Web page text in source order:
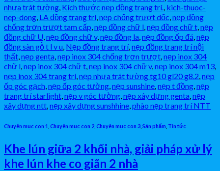
nhựa trát tường Kích thước nẹp đồng trang trí. kich-thuoc-
nep-dong LA đồng trang trí, nẹp chống trượt dốc nẹp đồng
chống trơn trượt tam cấp nẹp đồng chữ l nẹp đồng chữ t nẹp
đồng chữ U nẹp đồng chữ v, nẹp đồng la nẹp đồng ốp đá nẹp
đồng sàn gỗ t l v u Nẹp đồng trang trí, nẹp đồng trang trí nội
thất nẹp genta nẹp inox 304 chống trơn trượt nẹp inox 304
chữ l nẹp inox 304 chữ t nẹp inox 304 chữ v, nẹp inox 304 m13
nẹp inox 304 trang trí, nẹp nhựa trát tường tg10 gl20 g8.2 nẹp
ốp góc gạch nẹp ốp góc tường nẹp sunshine nẹp t đồng nẹp
trang trí starlight nẹp v góc tường nẹp xây dựng genta nẹp
xây dựng ntt nẹp xây dựng sunshhine phào nẹp trang trí NTT
Chuyên mục con 1 Chuyên mục con 2 Chuyên mục con 3 Sản phẩm Tin tức
Khe lún giữa 2 khối nhà, giải pháp xử lý
khe lún khe co giãn 2 nhà